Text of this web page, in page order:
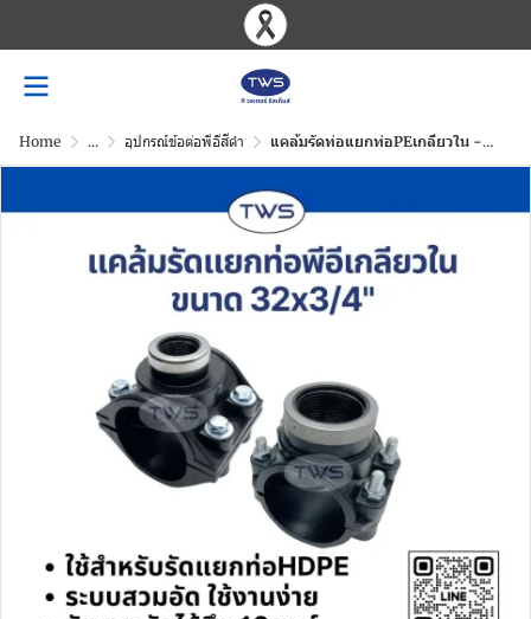
Home ... อุปกรณ์ข้อต่อพีอีสีดำ แคล้มรัดท่อแยกท่อPEเกลียวใน -ข้อต่อระบบสวมอัด สีดำ